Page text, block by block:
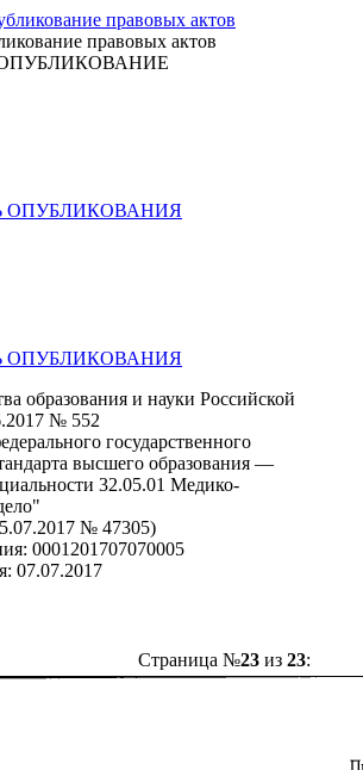
правовых актов
ОПУБЛИКОВАНИЯ
ОПУБЛИКОВАНИЯ
образования и науки Российской
№ 552
государственного
высшего образования —
32.05.01 Медико-
№ 47305)
0001201707070005
07.07.2017
Страница №23из 23: